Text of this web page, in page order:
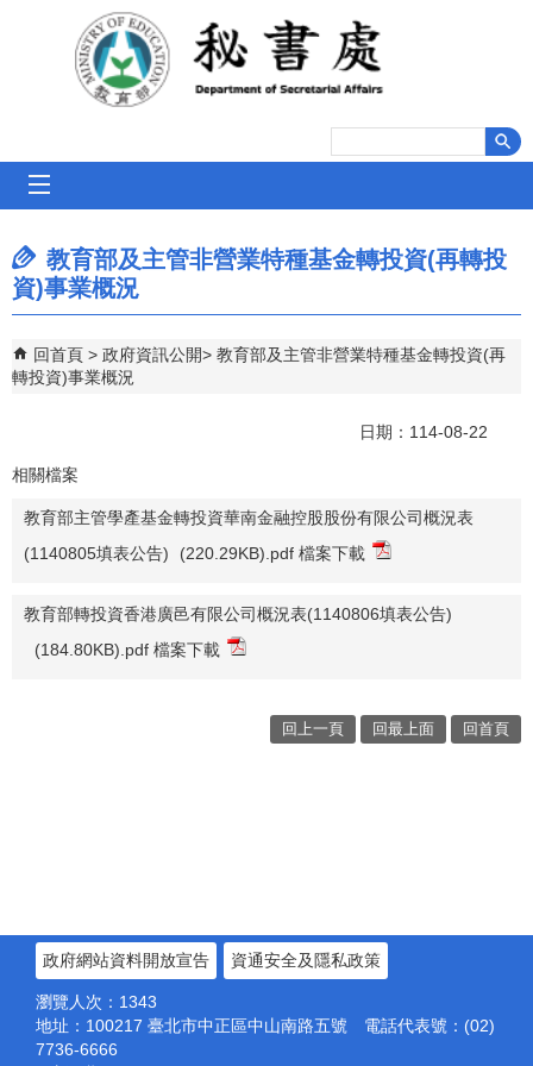
跳到主要內容區塊
教育部及主管非營業特種基金轉投資(再轉投
資)事業概況
回首頁 政府資訊公開
教育部及主管非營業特種基金轉投資(再
轉投資)事業概況
日期：114-08-22
相關檔案
教育部主管學產基金轉投資華南金融控股股份有限公司概況表
(1140805填表公告)
(220.29KB).pdf 檔案下載
教育部轉投資香港廣邑有限公司概況表(1140806填表公告)
(184.80KB).pdf 檔案下載
回上一頁 回最上面 回首頁
政府網站資料開放宣告 資通安全及隱私政策
瀏覽人次： 1343
地址：100217 臺北市中正區中山南路五號 電話代表號：(02)
7736-6666